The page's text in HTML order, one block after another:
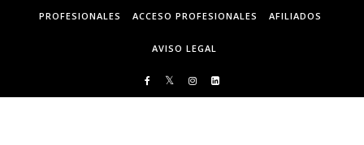
Skip to contentPROFESIONALES ACCESO PROFESIONALES AFILIADOS
AVISO LEGAL